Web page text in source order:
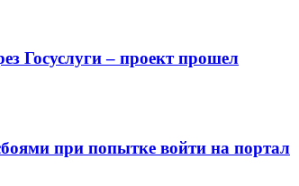
Госуслуги – проект прошел
при попытке войти на портал